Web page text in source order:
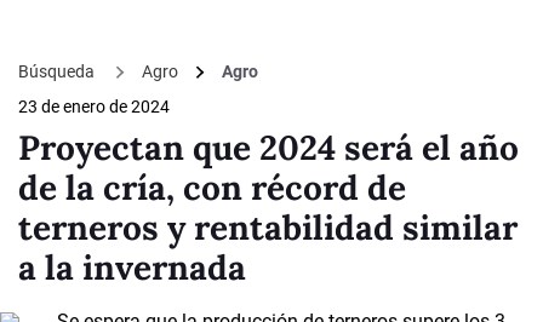
Búsqueda Agro
Agro
23 de enero de 2024
Proyectan que 2024 será el año
de la cría, con récord de
terneros y rentabilidad similar
a la invernada